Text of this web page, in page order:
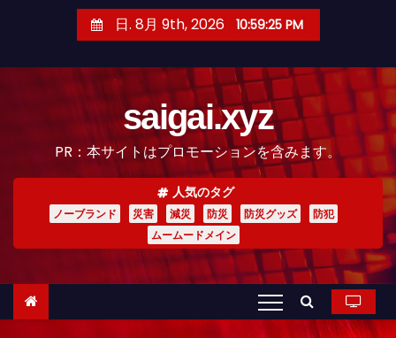
日. 8月 9th, 2026 10:59:27 PM
saigai.xyz
PR：本サイトはプロモーションを含みます。
人気のタグ
ノーブランド 災害 減災 防災 防災グッズ
防犯
ムームードメイン